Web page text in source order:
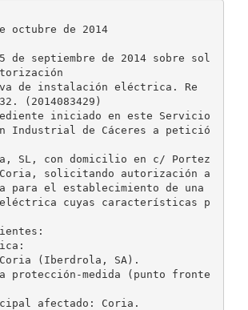
octubre de 2014
de septiembre de 2014 sobre sol
de instalación eléctrica. Re
(2014083429)
iniciado en este Servicio
Industrial de Cáceres a petició
SL, con domicilio en c/ Portez
solicitando autorización a
para el establecimiento de una
cuyas características p
Coria (Iberdrola, SA).
protección-medida (punto fronte
afectado: Coria.